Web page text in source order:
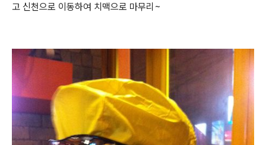
고 신천으로 이동하여 치맥으로 마무리~